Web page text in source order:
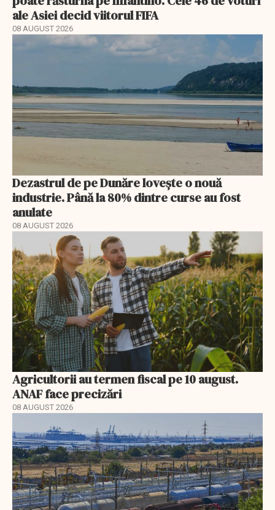
ale Asiei decid viitorul FIFA
08 AUGUST 2026
Dezastrul de pe Dunăre lovește o nouă
industrie. Până la 80% dintre curse au fost
anulate
08 AUGUST 2026
Agricultorii au termen fiscal pe 10 august.
ANAF face precizări
08 AUGUST 2026